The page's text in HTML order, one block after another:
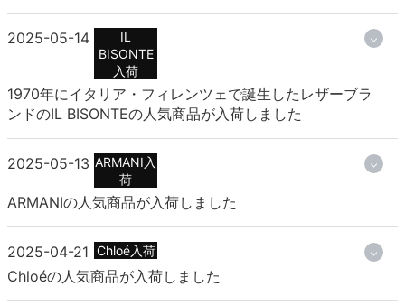
2025-05-14
IL
BISONTE
入荷
1970年にイタリア・フィレンツェで誕生したレザーブラ
ンドのIL BISONTEの人気商品が入荷しました
2025-05-13 ARMANI入
荷
ARMANIの人気商品が入荷しました
2025-04-21 Chloé入荷
Chloéの人気商品が入荷しました